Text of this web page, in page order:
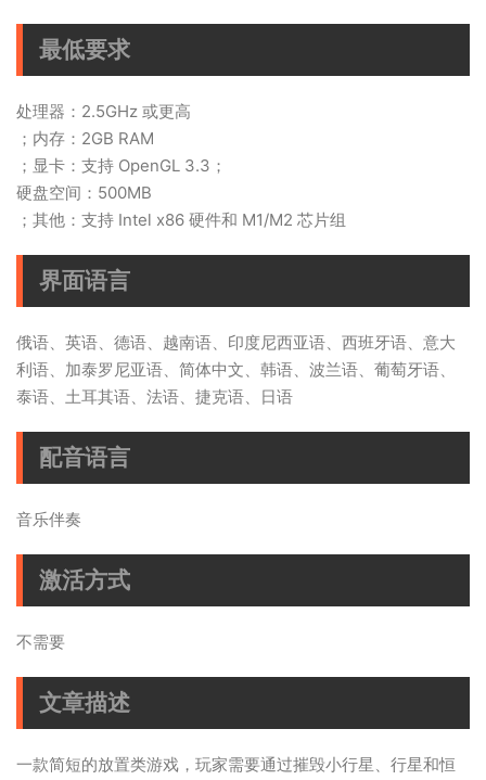
最低要求
处理器：2.5GHz 或更高
；内存：2GB RAM
；显卡：支持 OpenGL 3.3；
硬盘空间：500MB
；其他：支持 Intel x86 硬件和 M1/M2 芯片组
界面语言
俄语、英语、德语、越南语、印度尼西亚语、西班牙语、意大
利语、加泰罗尼亚语、简体中文、韩语、波兰语、葡萄牙语、
泰语、土耳其语、法语、捷克语、日语
配音语言
音乐伴奏
激活方式
不需要
文章描述
一款简短的放置类游戏，玩家需要通过摧毁小行星、行星和恒